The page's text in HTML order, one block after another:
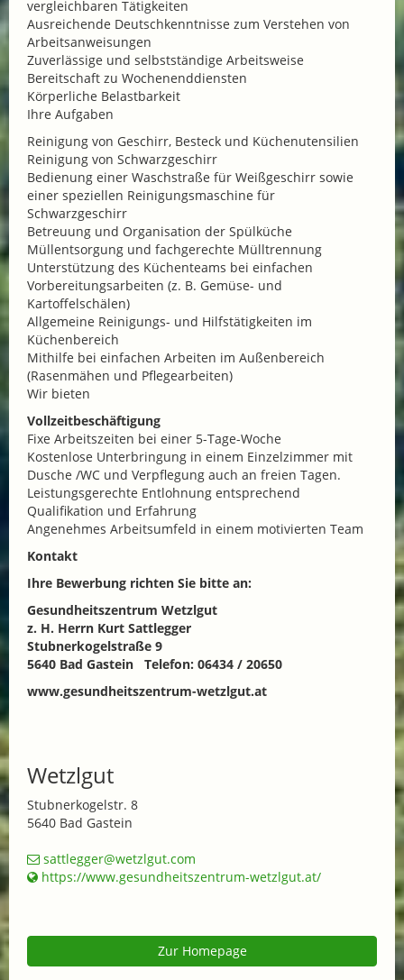
vergleichbaren Tätigkeiten
Ausreichende Deutschkenntnisse zum Verstehen von
Arbeitsanweisungen
Zuverlässige und selbstständige Arbeitsweise
Bereitschaft zu Wochenenddiensten
Körperliche Belastbarkeit
Ihre Aufgaben
Reinigung von Geschirr, Besteck und Küchenutensilien
Reinigung von Schwarzgeschirr
Bedienung einer Waschstraße für Weißgeschirr sowie
einer speziellen Reinigungsmaschine für
Schwarzgeschirr
Betreuung und Organisation der Spülküche
Müllentsorgung und fachgerechte Mülltrennung
Unterstützung des Küchenteams bei einfachen
Vorbereitungsarbeiten (z. B. Gemüse- und
Kartoffelschälen)
Allgemeine Reinigungs- und Hilfstätigkeiten im
Küchenbereich
Mithilfe bei einfachen Arbeiten im Außenbereich
(Rasenmähen und Pflegearbeiten)
Wir bieten
Vollzeitbeschäftigung
Fixe Arbeitszeiten bei einer 5-Tage-Woche
Kostenlose Unterbringung in einem Einzelzimmer mit
Dusche /WC und Verpflegung auch an freien Tagen.
Leistungsgerechte Entlohnung entsprechend
Qualifikation und Erfahrung
Angenehmes Arbeitsumfeld in einem motivierten Team
Kontakt
Ihre Bewerbung richten Sie bitte an:
Gesundheitszentrum Wetzlgut
z. H. Herrn Kurt Sattlegger
Stubnerkogelstraße 9
5640 Bad Gastein Telefon: 06434 / 20650
www.gesundheitszentrum-wetzlgut.at
Wetzlgut
Stubnerkogelstr. 8
5640 Bad Gastein
sattlegger@wetzlgut.com
https://www.gesundheitszentrum-wetzlgut.at/
Zur Homepage